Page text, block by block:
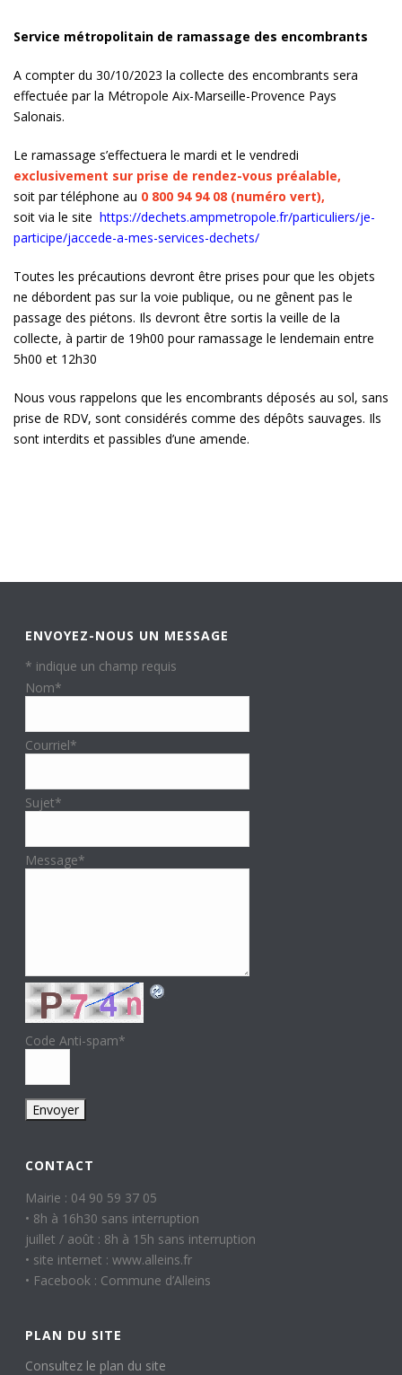
Service métropolitain de ramassage des encombrants
A compter du 30/10/2023 la collecte des encombrants sera
effectuée par la Métropole Aix-Marseille-Provence Pays
Salonais.
Le ramassage s’effectuera le mardi et le vendredi
exclusivement sur prise de rendez-vous préalable,
soit par téléphone au 0 800 94 94 08 (numéro vert),
soit via le site https://dechets.ampmetropole.fr/particuliers/je-
participe/jaccede-a-mes-services-dechets/
Toutes les précautions devront être prises pour que les objets
ne débordent pas sur la voie publique, ou ne gênent pas le
passage des piétons. Ils devront être sortis la veille de la
collecte, à partir de 19h00 pour ramassage le lendemain entre
5h00 et 12h30
Nous vous rappelons que les encombrants déposés au sol, sans
prise de RDV, sont considérés comme des dépôts sauvages. Ils
sont interdits et passibles d’une amende.
ENVOYEZ-NOUS UN MESSAGE
* indique un champ requis
Nom*
Courriel*
Sujet*
Message*
Code Anti-spam*
CONTACT
Mairie : 04 90 59 37 05
• 8h à 16h30 sans interruption
juillet / août : 8h à 15h sans interruption
• site internet : www.alleins.fr
• Facebook : Commune d’Alleins
PLAN DU SITE
Consultez le plan du site